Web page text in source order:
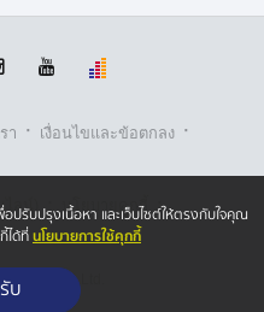
า · เงื่อนไขและข้อตกลง ·
ลน์) · นโยบายคุกกี้ ·
& T.V. Co.,Ltd.
อปรับปรุงเนื้อหา และเว็บไซต์ให้ตรงกับใจคุณ
ได้ที่นโยบายการใช้คุกกี้
บ